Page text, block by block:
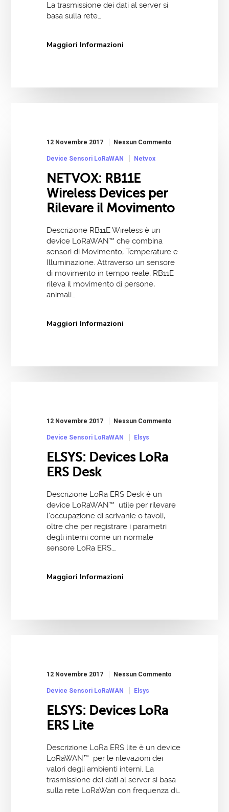
La trasmissione dei dati al server si
basa sulla rete…
Maggiori Informazioni
12 Novembre 2017 Nessun Commento
Device Sensori LoRaWAN Netvox
NETVOX: RB11E
Wireless Devices per
Rilevare il Movimento
Descrizione RB11E Wireless è un
device LoRaWAN™ che combina
sensori di Movimento, Temperature e
Illuminazione. Attraverso un sensore
di movimento in tempo reale, RB11E
rileva il movimento di persone,
animali…
Maggiori Informazioni
12 Novembre 2017 Nessun Commento
Device Sensori LoRaWAN Elsys
ELSYS: Devices LoRa
ERS Desk
Descrizione LoRa ERS Desk è un
device LoRaWAN™ utile per rilevare
l’occupazione di scrivanie o tavoli,
oltre che per registrare i parametri
degli interni come un normale
sensore LoRa ERS.…
Maggiori Informazioni
12 Novembre 2017 Nessun Commento
Device Sensori LoRaWAN Elsys
ELSYS: Devices LoRa
ERS Lite
Descrizione LoRa ERS lite è un device
LoRaWAN™ per le rilevazioni dei
valori degli ambienti interni. La
trasmissione dei dati al server si basa
sulla rete LoRaWan con frequenza di…